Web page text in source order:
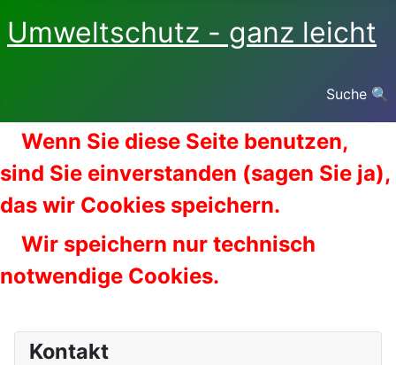
Umweltschutz - ganz leicht
Suche 🔍
Wenn Sie diese Seite benutzen,
sind Sie einverstanden (sagen Sie ja),
das wir Cookies speichern.
Wir speichern nur technisch
notwendige Cookies.
Kontakt